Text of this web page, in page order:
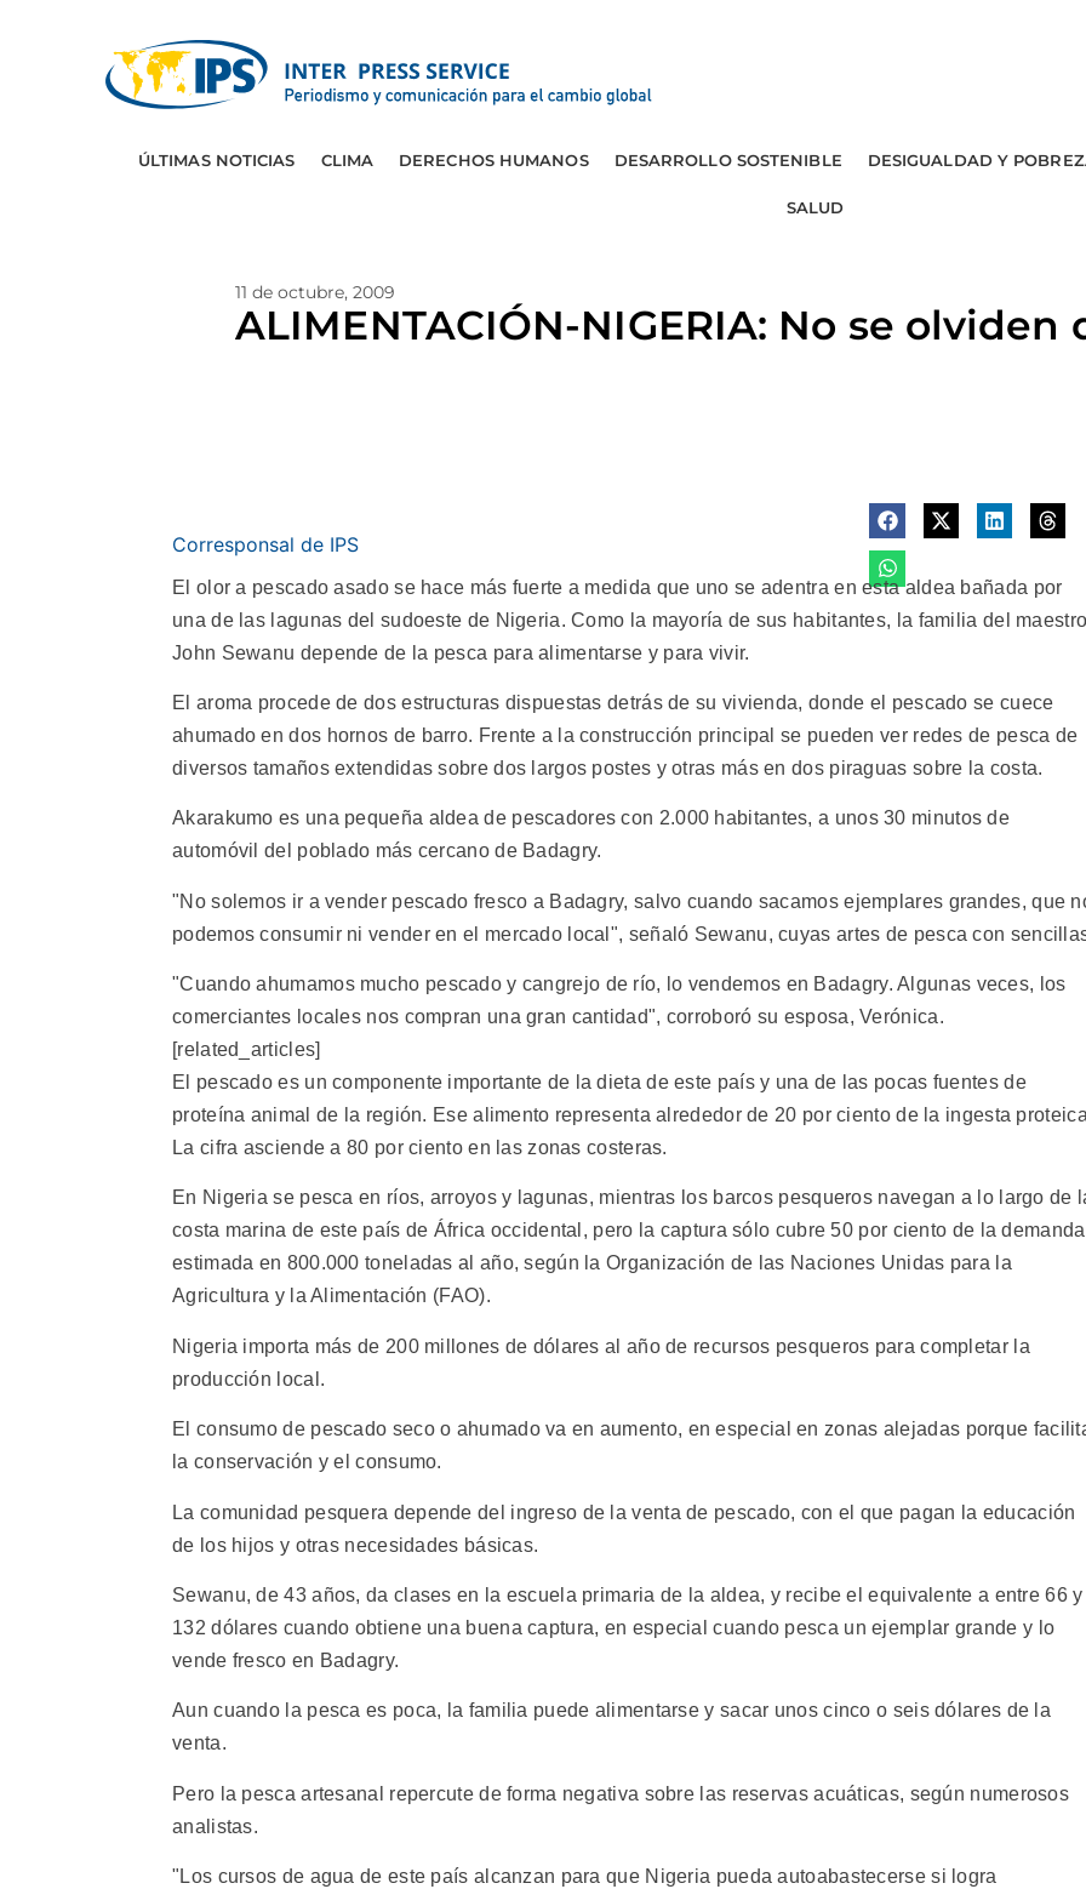
ÚLTIMAS NOTICIAS CLIMA DERECHOS HUMANOS DESARROLLO SOSTENIBLE DESIGUALDAD Y
SALUD
11 de octubre, 2009
ALIMENTACIÓN-NIGERIA: No se olviden
Corresponsal de IPS
El olor a pescado asado se hace más fuerte a medida que uno se adentra en esta aldea bañada por
una de las lagunas del sudoeste de Nigeria. Como la mayoría de sus habitantes, la familia del
John Sewanu depende de la pesca para alimentarse y para vivir.
El aroma procede de dos estructuras dispuestas detrás de su vivienda, donde el pescado se cuece
ahumado en dos hornos de barro. Frente a la construcción principal se pueden ver redes de pesca de
diversos tamaños extendidas sobre dos largos postes y otras más en dos piraguas sobre la costa.
Akarakumo es una pequeña aldea de pescadores con 2.000 habitantes, a unos 30 minutos de
automóvil del poblado más cercano de Badagry.
"No solemos ir a vender pescado fresco a Badagry, salvo cuando sacamos ejemplares grandes, que
podemos consumir ni vender en el mercado local", señaló Sewanu, cuyas artes de pesca con
"Cuando ahumamos mucho pescado y cangrejo de río, lo vendemos en Badagry. Algunas veces, los
comerciantes locales nos compran una gran cantidad", corroboró su esposa, Verónica.
[related_articles]
El pescado es un componente importante de la dieta de este país y una de las pocas fuentes de
proteína animal de la región. Ese alimento representa alrededor de 20 por ciento de la ingesta
La cifra asciende a 80 por ciento en las zonas costeras.
En Nigeria se pesca en ríos, arroyos y lagunas, mientras los barcos pesqueros navegan a lo largo de
costa marina de este país de África occidental, pero la captura sólo cubre 50 por ciento de la
estimada en 800.000 toneladas al año, según la Organización de las Naciones Unidas para la
Agricultura y la Alimentación (FAO).
Nigeria importa más de 200 millones de dólares al año de recursos pesqueros para completar la
producción local.
El consumo de pescado seco o ahumado va en aumento, en especial en zonas alejadas porque
la conservación y el consumo.
La comunidad pesquera depende del ingreso de la venta de pescado, con el que pagan la educación
de los hijos y otras necesidades básicas.
Sewanu, de 43 años, da clases en la escuela primaria de la aldea, y recibe el equivalente a entre 66 y
132 dólares cuando obtiene una buena captura, en especial cuando pesca un ejemplar grande y lo
vende fresco en Badagry.
Aun cuando la pesca es poca, la familia puede alimentarse y sacar unos cinco o seis dólares de la
venta.
Pero la pesca artesanal repercute de forma negativa sobre las reservas acuáticas, según numerosos
analistas.
"Los cursos de agua de este país alcanzan para que Nigeria pueda autoabastecerse si logra